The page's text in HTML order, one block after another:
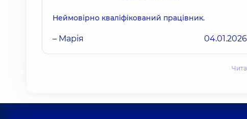
Неймовірно кваліфікований працівник.
– Марія 04.01.2026